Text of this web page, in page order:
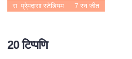
रा. प्रे्मदासा स्टेडियम
7 रन जीत
20 टिप्पणि